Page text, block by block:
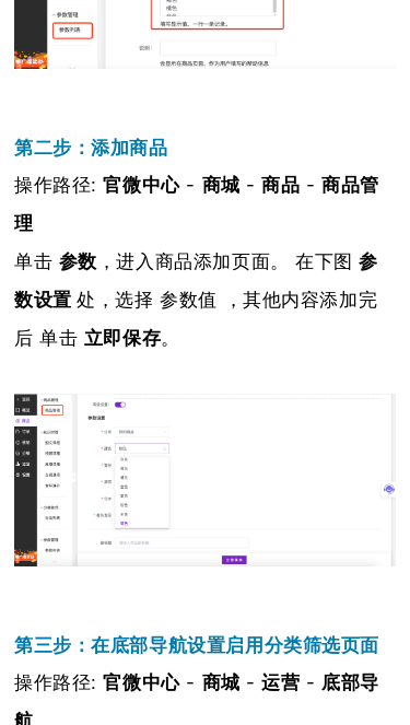
第二步：添加商品
操作路径:官微中心- 商城 -商品 -商品管
理
单击 参数 ，进入商品添加页面。 在下图 参
数设置处，选择 参数值 ，其他内容添加完
后 单击 立即保存。
第三步：在底部导航设置启用分类筛选页面
操作路径:官微中心- 商城 -运营 - 底部导
航